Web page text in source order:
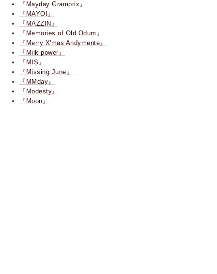
『Mayday Gramprix』
『MAYOI』
『MAZZIN』
『Memories of Old Odum』
『Merry X'mas Andymente』
『Milk power』
『MIS』
『Missing June』
『MMday』
『Modesty』
『Moon』